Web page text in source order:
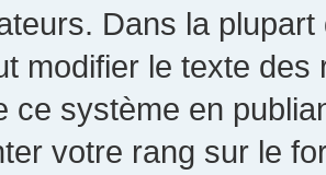
Dans la
modifier le texte
ce système en
votre rang sur le